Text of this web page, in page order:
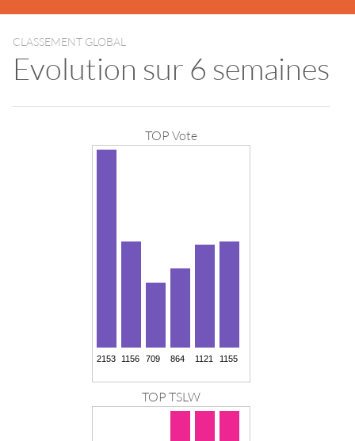
CLASSEMENT GLOBAL
Evolution sur 6 semaines
TOP Vote
TOP TSLW